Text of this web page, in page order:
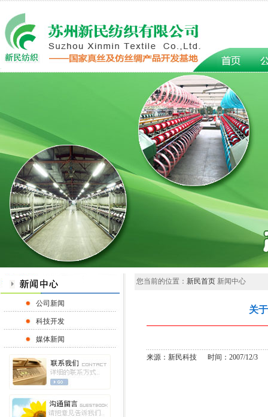
公司新闻
科技开发
媒体新闻
您当前的位置： 新民首页 新闻中心
关
来源：新民科技 时间：2007/12/3